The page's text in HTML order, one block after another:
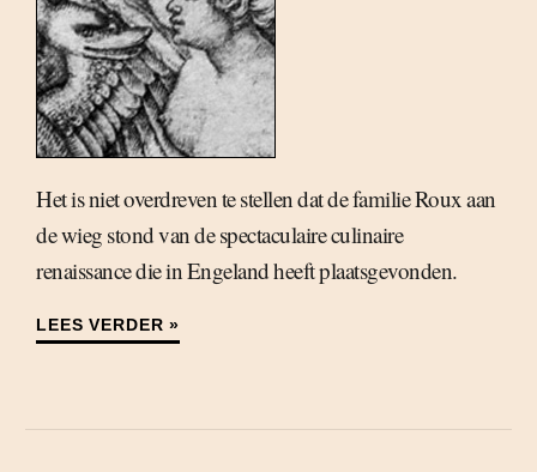
Het is niet overdreven te stellen dat de familie Roux aan
de wieg stond van de spectaculaire culinaire
renaissance die in Engeland heeft plaatsgevonden.
LEES VERDER »